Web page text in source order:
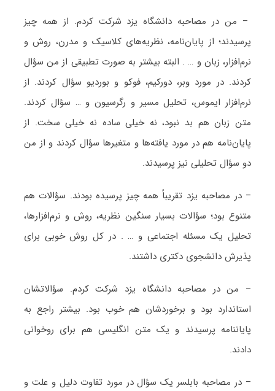
– من در مصاحبه دانشگاه یزد شرکت کردم. از همه چیز
پرسیدند؛ از پایان‌نامه، نظریه‌های کلاسیک و مدرن، روش و
نرم‌افزار، زبان و … . البته بیشتر به صورت تطبیقی از من سؤال
کردند. در مورد وبر، دورکیم، فوکو و بوردیو سؤال کردند. از
نرم‌افزار ایموس، تحلیل مسیر و رگرسیون و … سؤال کردند.
متن زبان هم بد نبود، نه خیلی ساده نه خیلی سخت. از
پایان‌نامه هم در مورد یافته‌ها و متغیرها سؤال کردند و از من
دو سؤال تحلیلی نیز پرسیدند.
– در مصاحبه یزد تقریباً همه چیز پرسیده بودند. سؤالات هم
متنوع بود؛ سؤالات بسیار سنگین نظریه، روش و نرم‌افزارها،
تحلیل یک مسئله اجتماعی و … . در کل روش خوبی برای
پذیرش دانشجوی دکتری داشتند.
– من در مصاحبه دانشگاه یزد شرکت کردم. سؤالاتشان
استاندارد بود و برخوردشان هم خوب بود. بیشتر راجع به
پایان‎نامه پرسیدند و یک متن انگلیسی هم برای روخوانی
دادند.
– در مصاحبه بابلسر یک سؤال در مورد تفاوت دلیل و علت و